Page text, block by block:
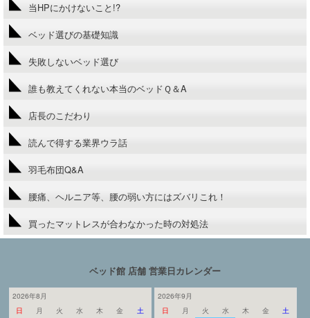
当HPにかけないこと!?
ベッド選びの基礎知識
失敗しないベッド選び
誰も教えてくれない本当のベッドＱ＆A
店長のこだわり
読んで得する業界ウラ話
羽毛布団Q&A
腰痛、ヘルニア等、腰の弱い方にはズバリこれ！
買ったマットレスが合わなかった時の対処法
ベッド館 店舗 営業日カレンダー
2026年8月
日
月 火 水 木 金
土
2026年9月
日
月 火 水 木 金
土